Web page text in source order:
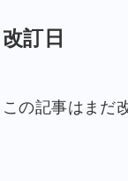
改訂日
この記事はまだ